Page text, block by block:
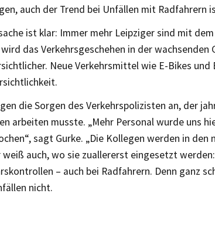
auch der Trend bei Unfällen mit Radfahrern
ist klar: Immer mehr Leipziger sind mit
wird das Verkehrsgeschehen in der
Neue Verkehrsmittel wie E-Bikes
die Sorgen des Verkehrspolizisten an, der
arbeiten musste. „Mehr Personal wurde uns
sagt Gurke. „Die Kollegen werden in den
weiß auch, wo sie zuallererst eingesetzt
– auch bei Radfahrern. Denn ganz
nicht.